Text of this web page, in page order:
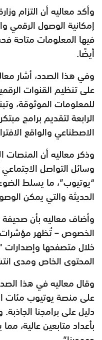
وأكد معاليه أن التزام
إمكانية الوصول الرقمي
فيها المعلومات متاحة
أيضًا.
وفي هذا الصدد، أشار
على تنظيم القنوات
للمعلومات الموثوقة،
الرابعة لتقديم برامج
الاصطناعي والواقع
وذكر معاليه أن المنصات
وسائل التواصل
“يوتيوب”، ما يسلط الضوء
الحديثة والتي يمكن
وأضاف معاليه بأن
الخصوص – تُظهر
المحتوى الخاص ومدى
وقال معاليه في هذا
على منصة يوتيوب مئات
دليل على برامجنا
بأعداد متابعين عالية،